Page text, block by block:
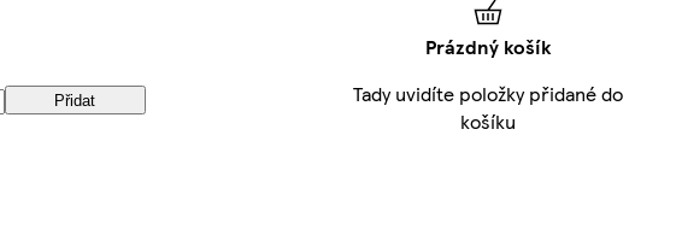
Přidat
Prázdný košík
Tady uvidíte položky přidané do
košíku